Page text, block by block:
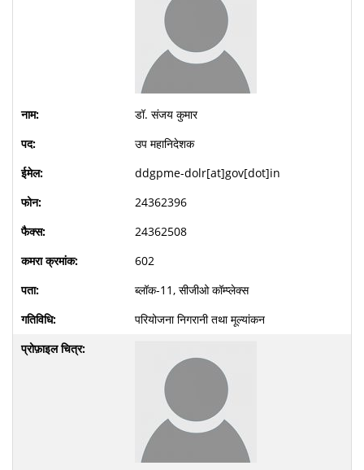
डॉ. संजय कुमार
उप महानिदेशक
ddgpme-dolr[at]gov[dot]in
24362396
24362508
602
ब्लॉक-11, सीजीओ कॉम्प्लेक्स
परियोजना निगरानी तथा मूल्यांकन